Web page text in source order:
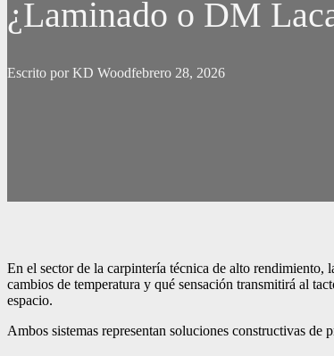
¿Laminado o DM
Escrito por KD Woodfebrero 28, 2026
En el sector de la carpintería técnica de alto rendimiento,
cambios de temperatura y qué sensación transmitirá al
espacio.
Ambos sistemas representan soluciones constructivas